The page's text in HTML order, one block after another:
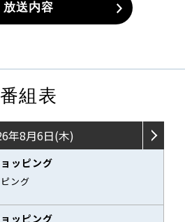
放送内容
番組表